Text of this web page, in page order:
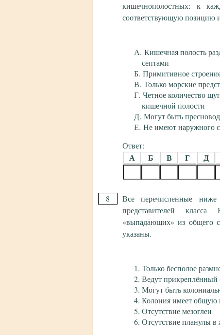
кишечнополостных: к
соответствующую позицию
Кишечная полость
септами
Примитивное
Только морские
Четное количество
кишечной полости
Могут быть
Не имеют наружного
Ответ:
А Б В Г Д
8
Все перечисленные
представителей
«выпадающих» из общего
указаны.
Только бесполое
Ведут прикреплённый
Могут быть
Колония имеет общую
Отсутствие мезоглеи
Отсутствие планулы